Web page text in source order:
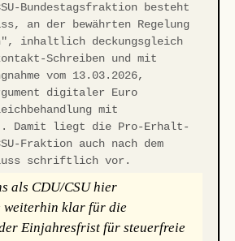
Bundestagsfraktion besteht
an der bewährten Regelung
inhaltlich deckungsgleich
Schreiben und mit
vom 13.03.2026,
digitaler Euro
mit
Damit liegt die Pro-Erhalt-
Fraktion auch nach dem
schriftlich vor.
als CDU/CSU hier
weiterhin klar für die
Einjahresfrist für steuerfreie